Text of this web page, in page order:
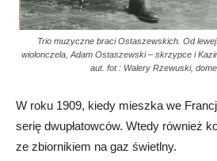
Trio muzyczne braci Ostaszewskich. Od
wiolonczela, Adam Ostaszewski – skrzypce i
aut. fot : Walery Rzewuski,
W roku 1909, kiedy mieszka we
serię dwupłatowców. Wtedy również
ze zbiornikiem na gaz świetlny.